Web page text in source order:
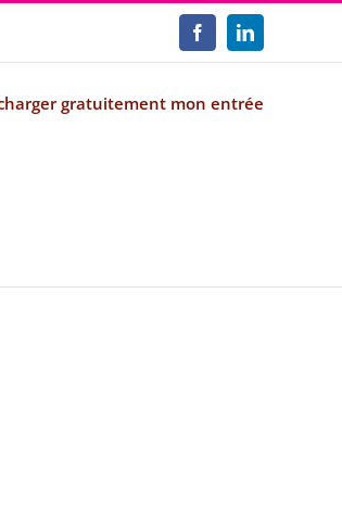
FacebookLinkedIn
gratuitement mon entrée